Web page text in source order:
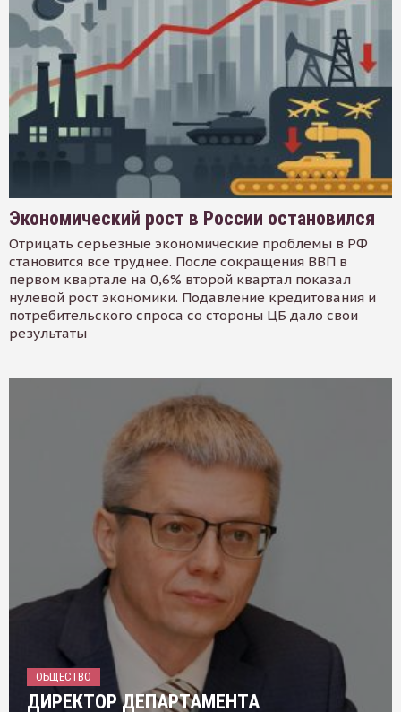
Экономический рост в России остановился
Отрицать серьезные экономические проблемы в РФ
становится все труднее. После сокращения ВВП в
первом квартале на 0,6% второй квартал показал
нулевой рост экономики. Подавление кредитования и
потребительского спроса со стороны ЦБ дало свои
результаты
ОБЩЕСТВО
ДИРЕКТОР ДЕПАРТАМЕНТА